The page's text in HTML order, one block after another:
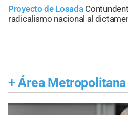
Proyecto de Losada
radicalismo nacional al
+ Área Metropolitana